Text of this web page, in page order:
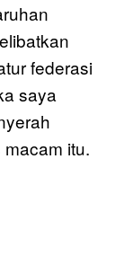
federasi
saya
itu.